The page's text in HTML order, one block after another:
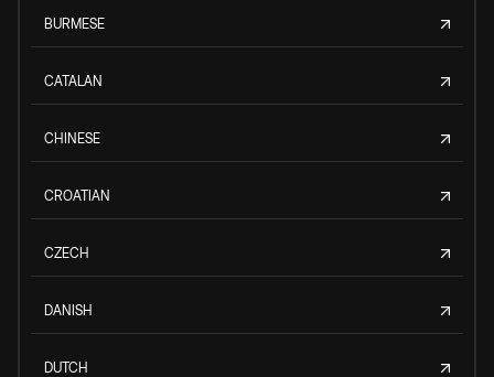
BURMESE
CATALAN
CHINESE
CROATIAN
CZECH
DANISH
DUTCH